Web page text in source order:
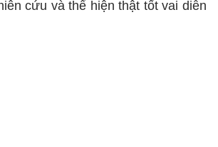
cứu và thể hiện thật tốt vai diễn